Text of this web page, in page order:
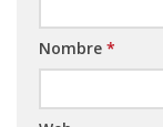
Nombre *